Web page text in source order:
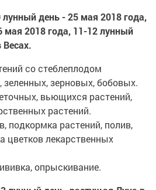
день - 25 мая 2018 года,
мая 2018 года, 11-12 лунный
со стеблеплодом
зерновых, бобовых.
вьющихся растений,
растений.
подкормка растений, полив,
цветков лекарственных
опрыскивание.